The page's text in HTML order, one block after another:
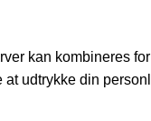
kan kombineres
udtrykke din